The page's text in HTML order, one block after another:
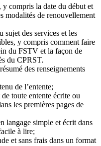
y compris la date du début et
modalités de renouvellement
sujet des services et les
y compris comment faire
du FSTV et la façon de
du CPRST.
des renseignements
de l’entente;
toute entente écrite ou
les premières pages de
langage simple et écrit dans
à lire;
et sans frais dans un format